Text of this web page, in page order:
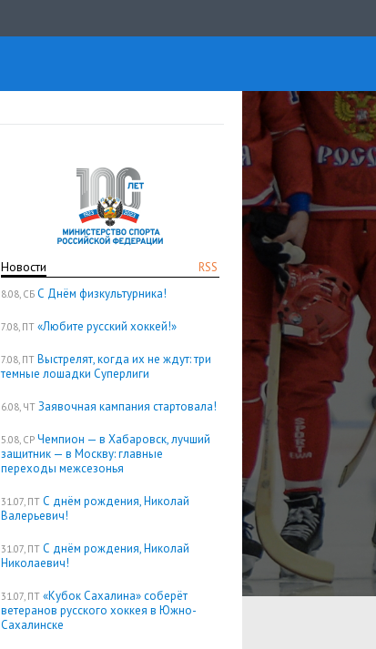
RSS
Новости
8.08, СБ С Днём физкультурника!
7.08, ПТ «Любите русский хоккей!»
7.08, ПТ Выстрелят, когда их не ждут: три
темные лошадки Суперлиги
6.08, ЧТ Заявочная кампания стартовала!
5.08, СР Чемпион — в Хабаровск, лучший
защитник — в Москву: главные
переходы межсезонья
31.07, ПТ С днём рождения, Николай
Валерьевич!
31.07, ПТ С днём рождения, Николай
Николаевич!
31.07, ПТ «Кубок Сахалина» соберёт
ветеранов русского хоккея в Южно-
Сахалинске